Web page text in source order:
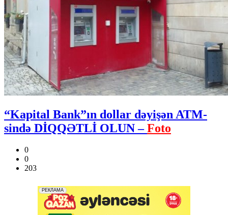
“Kapital Bank”ın dollar dəyişən ATM-
sində DİQQƏTLİ OLUN –Foto
0
0
203